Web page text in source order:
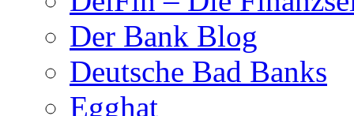
Der Bank Blog
Deutsche Bad Banks
Egghat